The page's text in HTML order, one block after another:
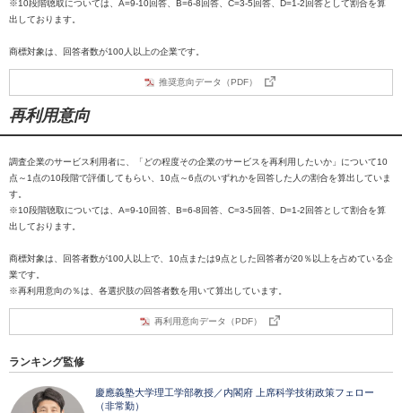
※10段階聴取については、A=9-10回答、B=6-8回答、C=3-5回答、D=1-2回答として割合を算
出しております。
商標対象は、回答者数が100人以上の企業です。
推奨意向データ（PDF）
再利用意向
調査企業のサービス利用者に、「どの程度その企業のサービスを再利用したいか」について10
点～1点の10段階で評価してもらい、10点～6点のいずれかを回答した人の割合を算出していま
す。
※10段階聴取については、A=9-10回答、B=6-8回答、C=3-5回答、D=1-2回答として割合を算
出しております。
商標対象は、回答者数が100人以上で、10点または9点とした回答者が20％以上を占めている企
業です。
※再利用意向の％は、各選択肢の回答者数を用いて算出しています。
再利用意向データ（PDF）
ランキング監修
慶應義塾大学理工学部教授／内閣府 上席科学技術政策フェロー
（非常勤）